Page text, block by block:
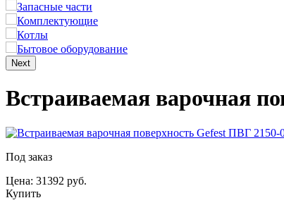
Запасные части
Комплектующие
Котлы
Бытовое оборудование
Next
Встраиваемая варочная
Под заказ
Цена: 31392 руб.
Купить